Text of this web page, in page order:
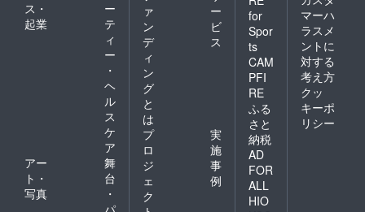
ス・
起業
ー
テ
ィ
ー
・
ヘ
ル
ス
ケ
ア
アー
ト・
写真
舞
台
・
ァ
ン
デ
ィ
ン
グ
と
は
ー
ビ
ス
プ
ロ
ジ
ェ
ク
実
施
事
例
for
Spor
ts
CAM
PFI
RE
ふる
さと
納税
AD
FOR
ALL
HIO
マーハ
ラスメ
ントに
対する
考え方
クッ
キーポ
リシー